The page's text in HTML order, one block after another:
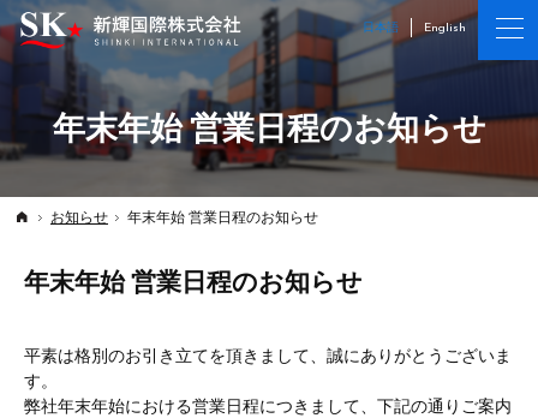
年末年始 営業日程のお知らせ
海上・鉄道・航空・複合輸送の新輝国際株式会社
海上・鉄道・航空・複合輸送の新輝国際株式会社
Topお知らせ 年末年始 営業日程のお知らせ
年末年始 営業日程のお知らせ
平素は格別のお引き立てを頂きまして、誠にありがとうございま
す。
弊社年末年始における営業日程につきまして、下記の通りご案内
日本語 English